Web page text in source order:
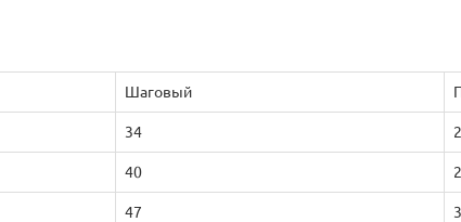
Шаговый
34
40
47